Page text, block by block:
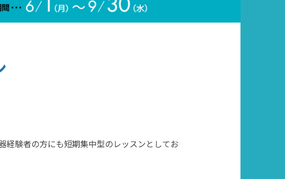
経験者の方にも短期集中型のレッスンとしてお